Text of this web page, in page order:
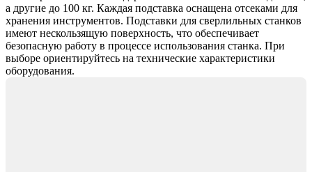
а другие до 100 кг. Каждая подставка оснащена отсеками для
хранения инструментов. Подставки для сверлильных станков
имеют нескользящую поверхность, что обеспечивает
безопасную работу в процессе использования станка. При
выборе ориентируйтесь на технические характеристики
оборудования.